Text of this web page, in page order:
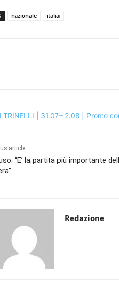
nazionale italia
article
“E’ la partita più importante
Redazione